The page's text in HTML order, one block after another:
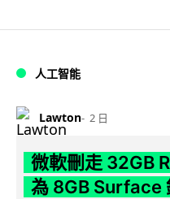
人工智能
Lawton 2 日
微軟刪走 32GB
為 8GB Surface